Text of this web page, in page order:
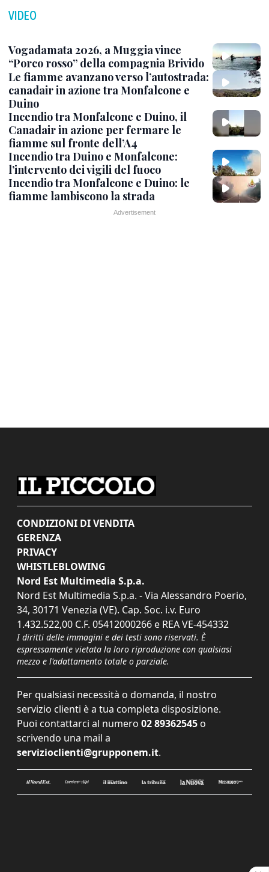
VIDEO
Vogadamata 2026, a Muggia vince
“Porco rosso” della compagnia Brivido
Le fiamme avanzano verso l’autostrada:
canadair in azione tra Monfalcone e
Duino
Incendio tra Monfalcone e Duino, il
Canadair in azione per fermare le
fiamme sul fronte dell’A4
Incendio tra Duino e Monfalcone:
l’intervento dei vigili del fuoco
Incendio tra Monfalcone e Duino: le
fiamme lambiscono la strada
CONDIZIONI DI VENDITA
GERENZA
PRIVACY
WHISTLEBLOWING
Nord Est Multimedia S.p.a.
Nord Est Multimedia S.p.a. - Via Alessandro Poerio,
34, 30171 Venezia (VE). Cap. Soc. i.v. Euro
1.432.522,00 C.F. 05412000266 e REA VE-454332
I diritti delle immagini e dei testi sono riservati. È
espressamente vietata la loro riproduzione con qualsiasi
mezzo e l'adattamento totale o parziale.
Per qualsiasi necessità o domanda, il nostro
servizio clienti è a tua completa disposizione.
Puoi contattarci al numero 02 89362545 o
scrivendo una mail a
servizioclienti@grupponem.it.